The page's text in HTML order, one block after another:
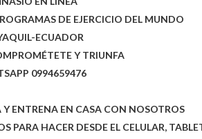
DE EJERCICIO DEL MUNDO
ECUADOR
Y TRIUNFA
0994659476
Y ENTRENA EN CASA CON NOSOTROS
PARA HACER DESDE EL CELULAR,